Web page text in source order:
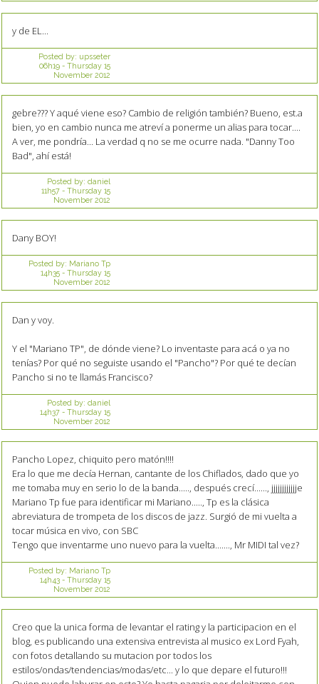
y de EL...
Posted by: upsseter
06h19- Thursday 15
November 2012
gebre??? Y aqué viene eso? Cambio de religión también? Bueno, est.a
bien, yo en cambio nunca me atreví a ponerme un alias para tocar....
A ver, me pondría... La verdad q no se me ocurre nada. "Danny Too
Bad", ahí está!
Posted by: daniel
11h57- Thursday 15
November 2012
Dany BOY!
Posted by: Mariano Tp
14h35- Thursday 15
November 2012
Dan y voy.
Y el "Mariano TP", de dónde viene? Lo inventaste para acá o ya no
tenías? Por qué no seguiste usando el "Pancho"? Por qué te decían
Pancho si no te llamás Francisco?
Posted by: daniel
14h37- Thursday 15
November 2012
Pancho Lopez, chiquito pero matón!!!!
Era lo que me decía Hernan, cantante de los Chiflados, dado que yo
me tomaba muy en serio lo de la banda....., después crecí......, jjjjjjjjjjjje
Mariano Tp fue para identificar mi Mariano....., Tp es la clásica
abreviatura de trompeta de los discos de jazz. Surgió de mi vuelta a
tocar música en vivo, con SBC
Tengo que inventarme uno nuevo para la vuelta......., Mr MIDI tal vez?
Posted by: Mariano Tp
14h43- Thursday 15
November 2012
Creo que la unica forma de levantar el rating y la participacion en el
blog, es publicando una extensiva entrevista al musico ex Lord Fyah,
con fotos detallando su mutacion por todos los
estilos/ondas/tendencias/modas/etc... y lo que depare el futuro!!!